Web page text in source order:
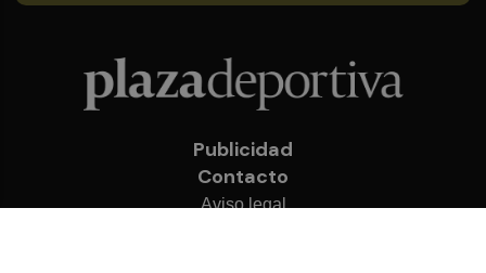
Publicidad
Contacto
Aviso legal